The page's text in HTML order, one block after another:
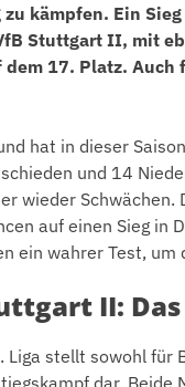
kämpfen. Ein
Stuttgart II, mit
17. Platz.
hat in dieser
und 14
wieder
auf einen Sieg in
ein wahrer Test, um
II:
Liga stellt sowohl